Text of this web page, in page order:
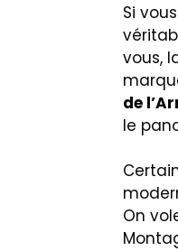
Si
vous,
de
le
On